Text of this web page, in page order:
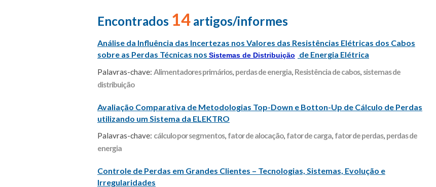
Encontrados 14 artigos/informes
Análise da Influência das Incertezas nos Valores das Resistências Elétricas dos Cabos
sobre as Perdas Técnicas nos Sistemas de Distribuição de Energia Elétrica
Palavras-chave: Alimentadores primários, perdas de energia, Resistência de cabos, sistemas de
distribuição
Avaliação Comparativa de Metodologias Top-Down e Botton-Up de Cálculo de Perdas
utilizando um Sistema da ELEKTRO
Palavras-chave: cálculo por segmentos, fator de alocação, fator de carga, fator de perdas, perdas de
energia
Controle de Perdas em Grandes Clientes – Tecnologias, Sistemas, Evolução e
Irregularidades